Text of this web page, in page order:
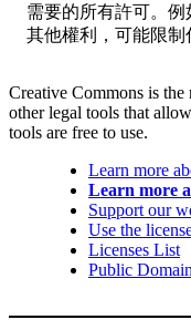
需要的所有許可。例
其他權利，可能限制
Creative Commons is the
other legal tools that
tools are free to use.
Learn more
Learn more
Support our
Use the
Licenses List
Public